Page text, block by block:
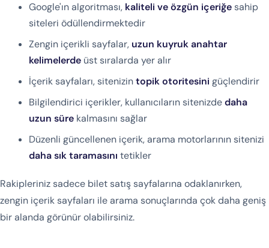
Google'ın algoritması, kaliteli ve özgün içeriğe sahip
siteleri ödüllendirmektedir
Zengin içerikli sayfalar, uzun kuyruk anahtar
kelimelerde üst sıralarda yer alır
İçerik sayfaları, sitenizintopik otoritesini güçlendirir
Bilgilendirici içerikler, kullanıcıların sitenizdedaha
uzun süre kalmasını sağlar
Düzenli güncellenen içerik, arama motorlarının sitenizi
daha sık taramasını tetikler
Rakipleriniz sadece bilet satış sayfalarına odaklanırken,
zengin içerik sayfaları ile arama sonuçlarında çok daha geniş
bir alanda görünür olabilirsiniz.